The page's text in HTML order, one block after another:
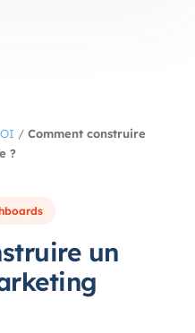
/ Comment construire
?
un